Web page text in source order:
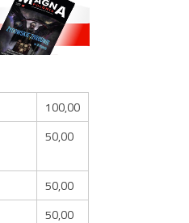
100,00
50,00
50,00
50,00